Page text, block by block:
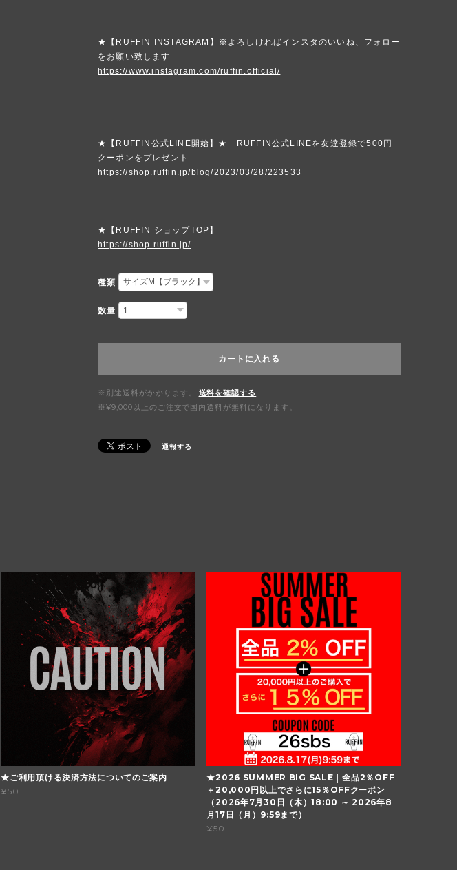
★【RUFFIN INSTAGRAM】※よろしければインスタのいいね、フォロー
をお願い致します
https://www.instagram.com/ruffin.official/
★【RUFFIN公式LINE開始】★ RUFFIN公式LINEを友達登録で500円
クーポンをプレゼント
https://shop.ruffin.jp/blog/2023/03/28/223533
★【RUFFIN ショップTOP】
https://shop.ruffin.jp/
種類
数量
カートに入れる
※別途送料がかかります。
送料を確認する
※¥9,000以上のご注文で国内送料が無料になります。
通報する
★ご利用頂ける決済方法についてのご案内
¥50
★2026 SUMMER BIG SALE｜全品2％OFF
＋20,000円以上でさらに15％OFFクーポン
（2026年7月30日（木）18:00 ～ 2026年8
月17日（月）9:59まで）
¥50